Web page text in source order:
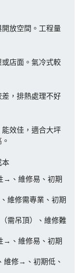
放空間。工程量
店面。氣冷式較
，排熱處理不好
效佳，適合大坪
本
→、維修易、初期
維修需專業、初期
需吊頂）、維修難
、維修易、初期
維修→、初期低、